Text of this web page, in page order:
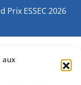
aux
Prix ESSEC2026